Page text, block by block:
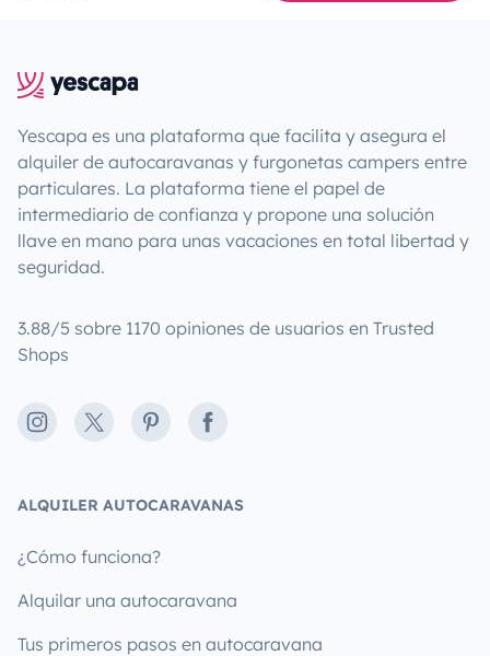
Yescapa es una plataforma que facilita y asegura el
alquiler de autocaravanas y furgonetas campers entre
particulares. La plataforma tiene el papel de
intermediario de confianza y propone una solución
llave en mano para unas vacaciones en total libertad y
seguridad.
3.88/5 sobre 1170 opiniones de usuarios en Trusted
Shops
Instagram
X PinterestFacebook
ALQUILER AUTOCARAVANAS
¿Cómo funciona?
Alquilar una autocaravana
Tus primeros pasos en autocaravana